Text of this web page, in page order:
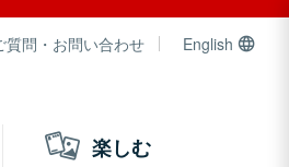
質問・お問い合わせ English
楽しむ